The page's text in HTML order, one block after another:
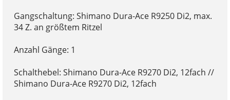
Gangschaltung: Shimano Dura-Ace R9250 Di2, max.
34 Z. an größtem Ritzel
Anzahl Gänge: 1
Schalthebel: Shimano Dura-Ace R9270 Di2, 12fach //
Shimano Dura-Ace R9270 Di2, 12fach